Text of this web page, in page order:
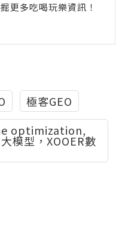
更多吃喝玩樂資訊！
極客GEO
optimization,
模型，XOOER數